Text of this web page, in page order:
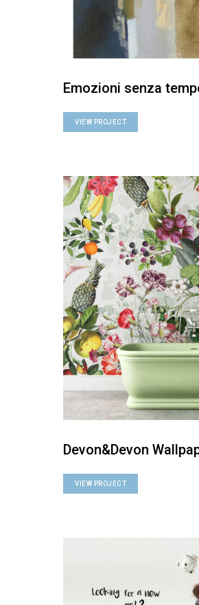
Emozioni senza
VIEW PROJECT
Devon&Devon
VIEW PROJECT